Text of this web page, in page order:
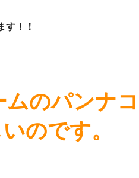
す！！
のパンナコ
のです。